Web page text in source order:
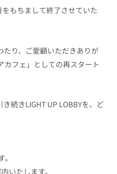
もちまして終了させていた
り、ご愛顧いただきありが
フェ」としての再スタート
続きLIGHT UP LOBBYを、ど
いたします。